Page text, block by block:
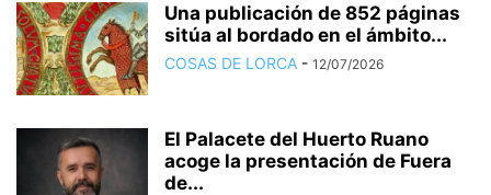
Una publicación de 852 páginas
sitúa al bordado en el ámbito...
COSAS DE LORCA - 12/07/2026
El Palacete del Huerto Ruano
acoge la presentación de Fuera
de...